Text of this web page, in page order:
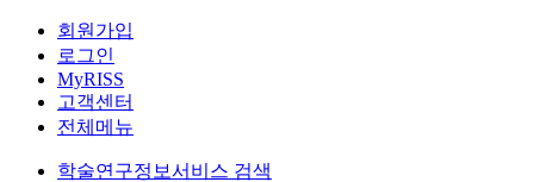
회원가입
로그인
MyRISS
고객센터
전체메뉴
학술연구정보서비스 검색